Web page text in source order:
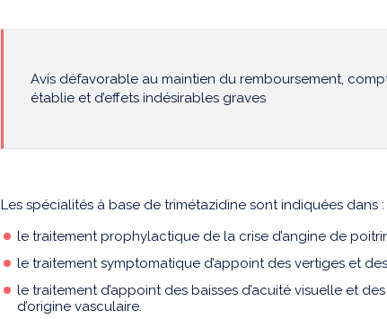
Avis défavorable au maintien du remboursement,
établie et d’effets indésirables graves
Les spécialités à base de trimétazidine sont indiquées dans :
le traitement prophylactique de la crise d’angine de
le traitement symptomatique d’appoint des vertiges et
le traitement d’appoint des baisses d’acuité visuelle et
d’origine vasculaire.